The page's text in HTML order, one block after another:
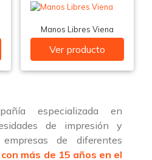
Manos Libres Viena
Ver producto
especializada en
de impresión y
de diferentes
con más de 15 años en el